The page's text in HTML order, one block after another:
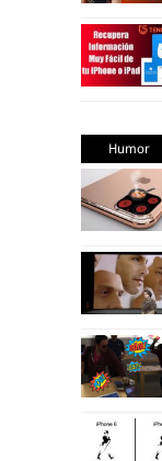
Humor